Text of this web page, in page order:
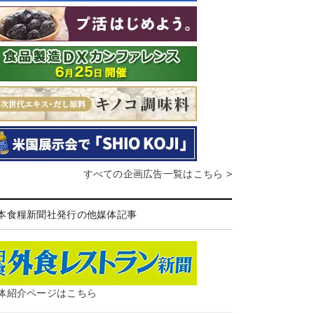
すべての企画広告一覧はこちら >
食糧新聞社発行の他媒体記事
紹介ページはこちら